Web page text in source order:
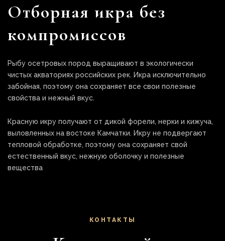
Отборная икра без
компромиссов
Рыбу осетровых пород выращивают в экологически
чистых акваториях российских рек. Икра исключительно
забойная, поэтому она сохраняет все свои полезные
свойства и нежный вкус.
Красную икру получают от дикой форели, нерки и кижуча,
выловленных на востоке Камчатки. Икру не подвергают
тепловой обработке, поэтому она сохраняет свой
естественный вкус, нежную оболочку и полезные
вещества
КОНТАКТЫ